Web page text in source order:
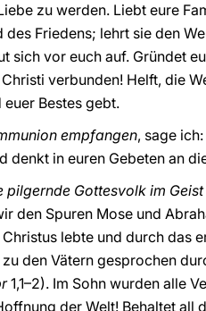
zu werden. Liebt eure
Friedens; lehrt sie den
sich vor euch auf. Gründet
verbunden! Helft, die
euer Bestes gebt.
empfangen, sage
denkt in euren Gebeten an
pilgernde Gottesvolk im
den Spuren Mose und
lebte und durch das
den Vätern gesprochen
1,1–2). Im Sohn wurden alle
der Welt! Behaltet